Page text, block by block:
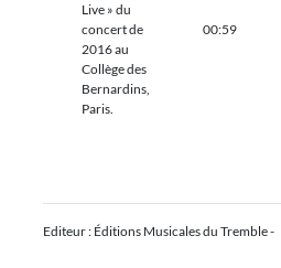
Live » du
concert de
2016 au
Collège des
Bernardins,
Paris.
00:59
Editeur : Éditions Musicales du Tremble -